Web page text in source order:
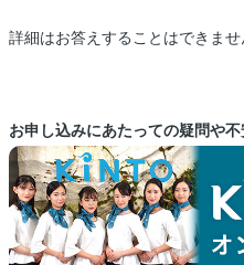
詳細はお答えすることはできませ
お申し込みにあたっての疑問や